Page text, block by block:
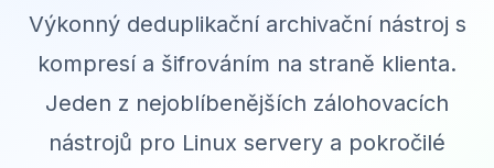
Výkonný deduplikační archivační nástroj s
kompresí a šifrováním na straně klienta.
Jeden z nejoblíbenějších zálohovacích
nástrojů pro Linux servery a pokročilé